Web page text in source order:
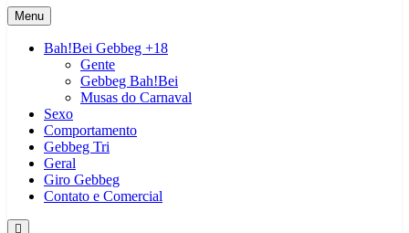
Onlineios Fotográficos
Casinos Online | Comportamento e Relacionamento | Ensaios
Fotográficos| Comportamento e Relacionamento | Casas de Apostas e
Casino Online |Musas Brasileiras | Fotos Sensuais | Ensaios
Fotográficos ! Gebbeg People! Musas Brasileiras Sexy Gebbeg
People! Musas Brasileiras Sensual
Menu
Bah!Bei Gebbeg +18
Gente
Gebbeg Bah!Bei
Musas do Carnaval
Sexo
Comportamento
Gebbeg Tri
Geral
Giro Gebbeg
Contato e Comercial